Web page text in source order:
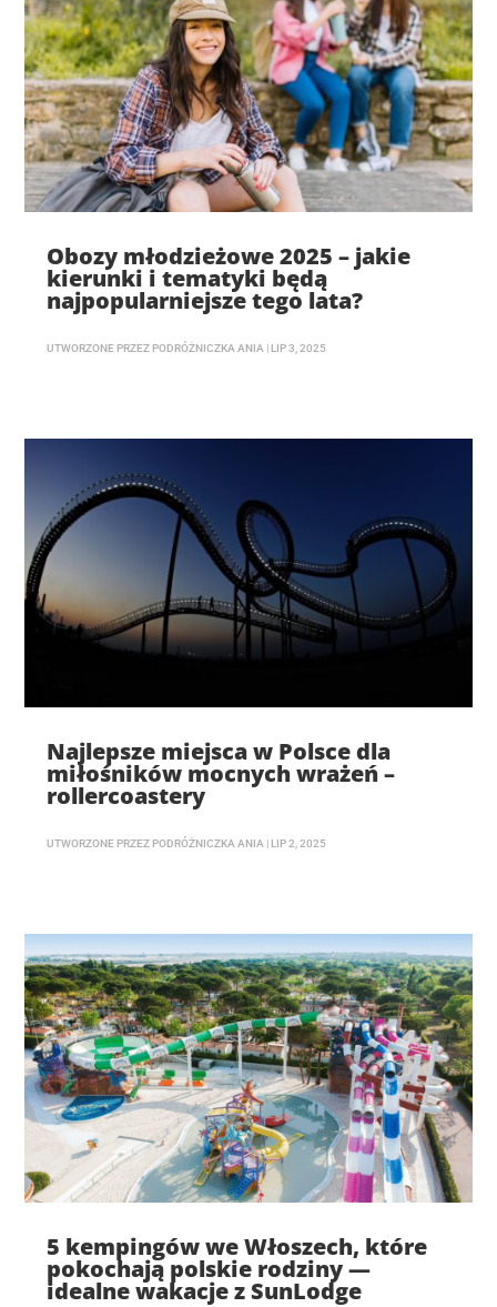
Obozy młodzieżowe 2025 – jakie
kierunki i tematyki będą
najpopularniejsze tego lata?
UTWORZONE PRZEZ PODRÓŻNICZKA ANIA | LIP 3, 2025
Najlepsze miejsca w Polsce dla
miłośników mocnych wrażeń –
rollercoastery
UTWORZONE PRZEZ PODRÓŻNICZKA ANIA | LIP 2, 2025
5 kempingów we Włoszech, które
pokochają polskie rodziny —
idealne wakacje z SunLodge